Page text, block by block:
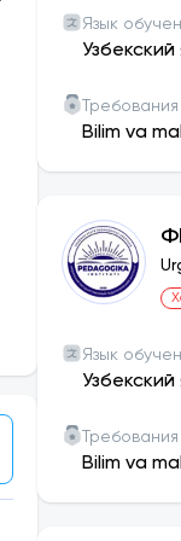
4).
журналах,
7).
Язык
Узбекский
Требования
Bilim va
Язык
Узбекский
Требования
Bilim va